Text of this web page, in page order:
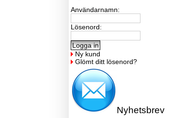
Användarnamn:
Lösenord:
Ny kund
Glömt ditt lösenord?
Nyhetsbrev